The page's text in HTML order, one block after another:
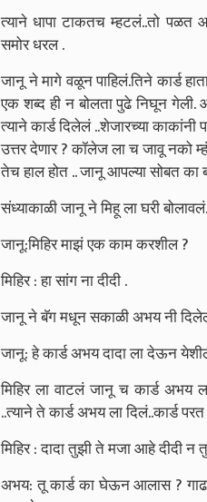
त्याने धापा टाकतच म्हटलं..तो पळत
समोर धरल .
जानू ने मागे वळून पाहिलं.तिने कार्ड
एक शब्द ही न बोलता पुढे निघून गेली.
त्याने कार्ड दिलेलं ..शेजारच्या
उत्तर देणार ? कॉलेज ला च जावू नको
तेच हाल होत .. जानू आपल्या सोबत का
संध्याकाळी जानू ने मिहू ला घरी बोलावलं.
जानू:मिहिर माझं एक काम करशील ?
मिहिर : हा सांग ना दीदी .
जानू ने बॅग मधून सकाळी अभय नी
जानू: हे कार्ड अभय दादा ला देऊन
मिहिर ला वाटलं जानू च कार्ड अभय
..त्याने ते कार्ड अभय ला दिलं..कार्ड
मिहिर : दादा तुझी ते मजा आहे दीदी न
अभय: तू कार्ड का घेऊन आलास ?